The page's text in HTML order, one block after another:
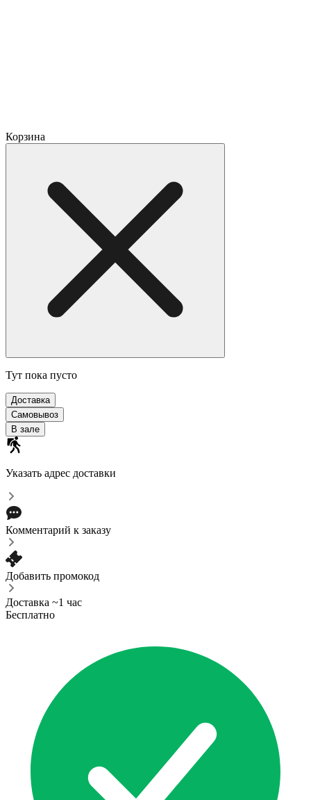
Корзина
Тут пока пусто
Доставка
Самовывоз
В зале
Указать адрес доставки
Комментарий к заказу
Добавить промокод
Доставка ~1 час
Бесплатно